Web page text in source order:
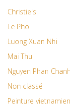
Christie's
Le Pho
Luong Xuan Nhi
Mai Thu
Nguyen Phan Chanh
Non classé
Peinture